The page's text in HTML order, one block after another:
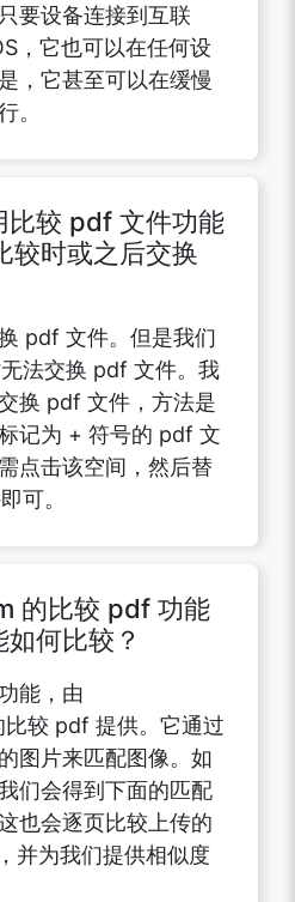
要设备连接到互联
，它也可以在任何设
，它甚至可以在缓慢
。
比较 pdf 文件功能
较时或之后交换
pdf 文件。但是我们
法交换 pdf 文件。我
换 pdf 文件，方法是
记为 + 符号的 pdf 文
点击该空间，然后替
可。
的比较 pdf 功能
何比较？
能，由
较 pdf 提供。它通过
图片来匹配图像。如
们会得到下面的匹配
也会逐页比较上传的
并为我们提供相似度